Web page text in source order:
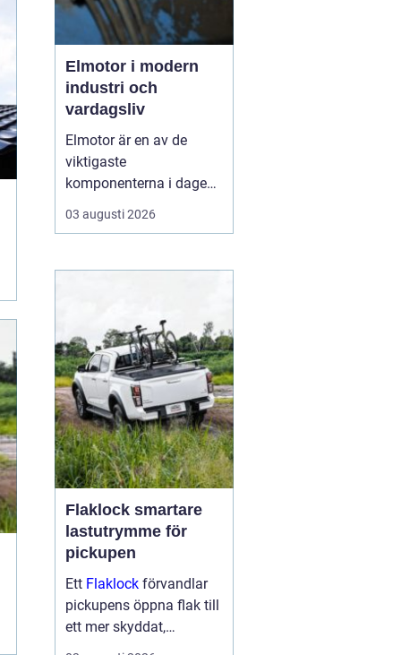
Elmotor i modern
industri och
vardagsliv
Elmotor är en av de
viktigaste
komponenterna i dagens
samhälle, från små
hushållsapparater till
En väl vald och rättskött
03 augusti 2026
Flaklock smartare
lastutrymme för
pickupen
Ett Flaklock förvandlar
pickupens öppna flak till
ett mer skyddat,
praktiskt och ibland